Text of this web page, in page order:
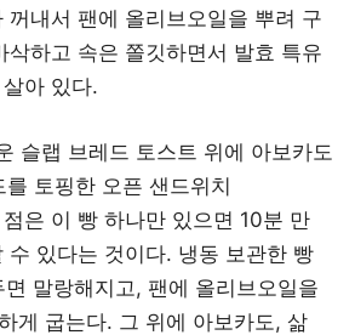
꺼내서 팬에 올리브오일을 뿌려 구
삭하고 속은 쫄깃하면서 발효 특유
아 있다.
은 이 빵 하나만 있으면 10분 만
수 있다는 것이다. 냉동 보관한 빵
말랑해지고, 팬에 올리브오일을
게 굽는다. 그 위에 아보카도, 삶